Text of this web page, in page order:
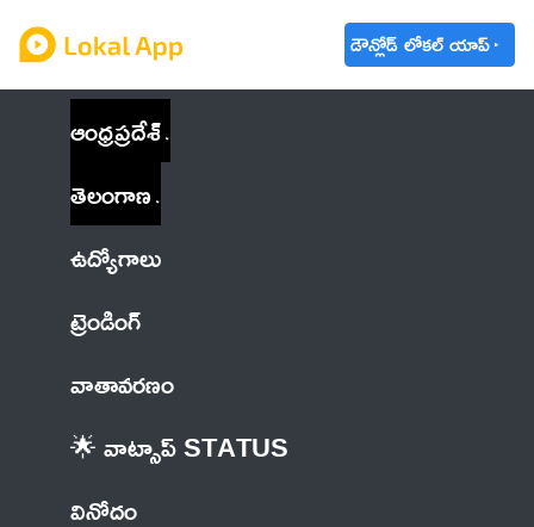
డౌన్లోడ్ లోకల్ యాప్
ఆంధ్రప్రదేశ్
తెలంగాణ
ఉద్యోగాలు
ట్రెండింగ్
వాతావరణం
🌟 వాట్సాప్ STATUS
వినోదం